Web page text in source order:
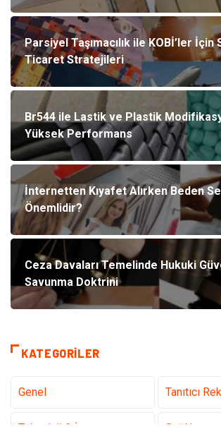
Parsiyel Taşımacılık ile KOBİ’ler İçin
Ticaret Stratejileri
Br544 ile Lastik ve Plastik
Yüksek Performans
İnternetten Kıyafet Alırken Beden
Önemlidir?
Ceza Davaları Temelinde Hukuki
Savunma Doktrini
KATEGORILER
Genel Tanıtıcı
Teknoloji & İnternet Sağlık